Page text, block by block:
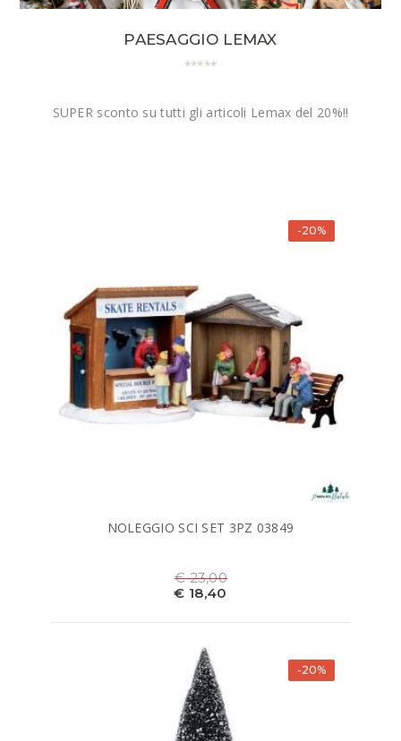
PAESAGGIO LEMAX
SUPER sconto su tutti gli articoli Lemax del 20%!!
-20%
NOLEGGIO SCI SET 3PZ 03849
€ 23,00
€ 18,40
-20%